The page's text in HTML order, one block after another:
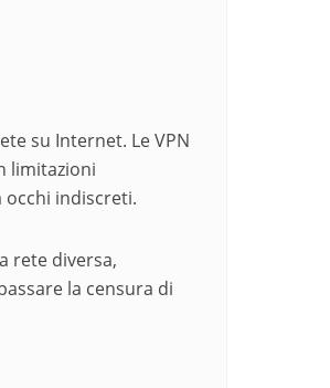
su Internet. Le VPN
limitazioni
occhi indiscreti.
rete diversa,
la censura di